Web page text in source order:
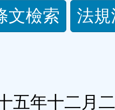
文檢索
法
五年十二月